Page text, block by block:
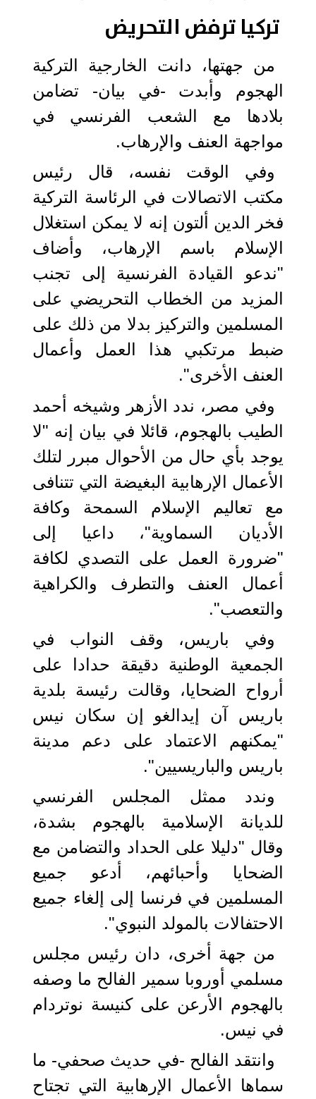
تركيا ترفض التحريض
من جهتها، دانت الخارجية التركية
الهجوم وأبدت -في بيان- تضامن
بلادها مع الشعب الفرنسي في
مواجهة العنف والإرهاب.
وفي الوقت نفسه، قال رئيس
مكتب الاتصالات في الرئاسة التركية
فخر الدين ألتون إنه لا يمكن استغلال
الإسلام باسم الإرهاب، وأضاف
"ندعو القيادة الفرنسية إلى تجنب
المزيد من الخطاب التحريضي على
المسلمين والتركيز بدلا من ذلك على
ضبط مرتكبي هذا العمل وأعمال
العنف الأخرى".
وفي مصر، ندد الأزهر وشيخه أحمد
الطيب بالهجوم، قائلا في بيان إنه "لا
يوجد بأي حال من الأحوال مبرر لتلك
الأعمال الإرهابية البغيضة التي تتنافى
مع تعاليم الإسلام السمحة وكافة
الأديان السماوية"، داعيا إلى
"ضرورة العمل على التصدي لكافة
أعمال العنف والتطرف والكراهية
والتعصب".
وفي باريس، وقف النواب في
الجمعية الوطنية دقيقة حدادا على
أرواح الضحايا، وقالت رئيسة بلدية
باريس آن إيدالغو إن سكان نيس
"يمكنهم الاعتماد على دعم مدينة
باريس والباريسيين".
وندد ممثل المجلس الفرنسي
للديانة الإسلامية بالهجوم بشدة،
وقال "دليلا على الحداد والتضامن مع
الضحايا وأحبائهم، أدعو جميع
المسلمين في فرنسا إلى إلغاء جميع
الاحتفالات بالمولد النبوي".
من جهة أخرى، دان رئيس مجلس
مسلمي أوروبا سمير الفالح ما وصفه
بالهجوم الأرعن على كنيسة نوتردام
في نيس.
وانتقد الفالح -في حديث صحفي- ما
سماها الأعمال الإرهابية التي تجتاح